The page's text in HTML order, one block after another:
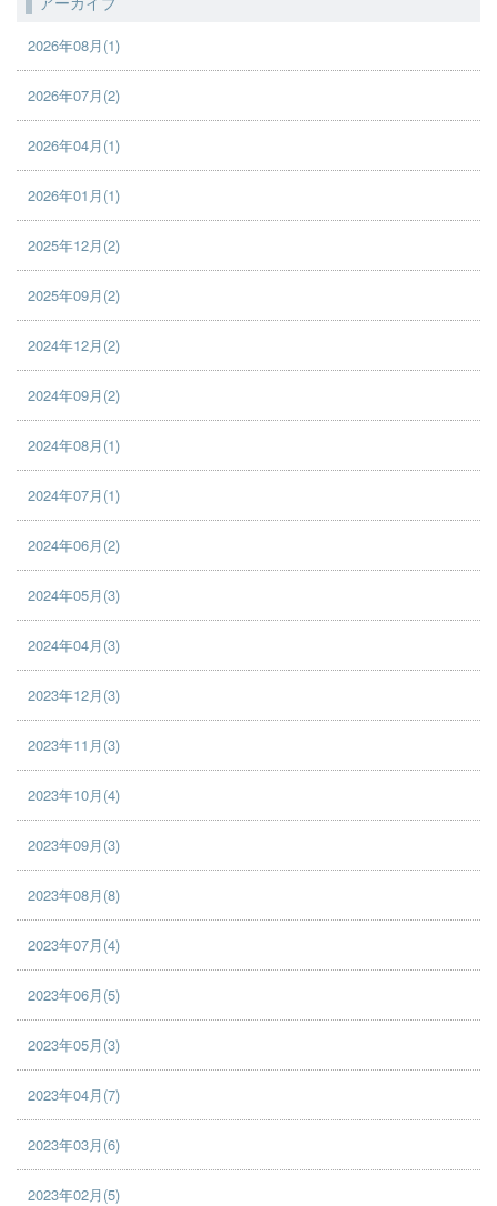
2026年08月(1)
2026年07月(2)
2026年04月(1)
2026年01月(1)
2025年12月(2)
2025年09月(2)
2024年12月(2)
2024年09月(2)
2024年08月(1)
2024年07月(1)
2024年06月(2)
2024年05月(3)
2024年04月(3)
2023年12月(3)
2023年11月(3)
2023年10月(4)
2023年09月(3)
2023年08月(8)
2023年07月(4)
2023年06月(5)
2023年05月(3)
2023年04月(7)
2023年03月(6)
2023年02月(5)